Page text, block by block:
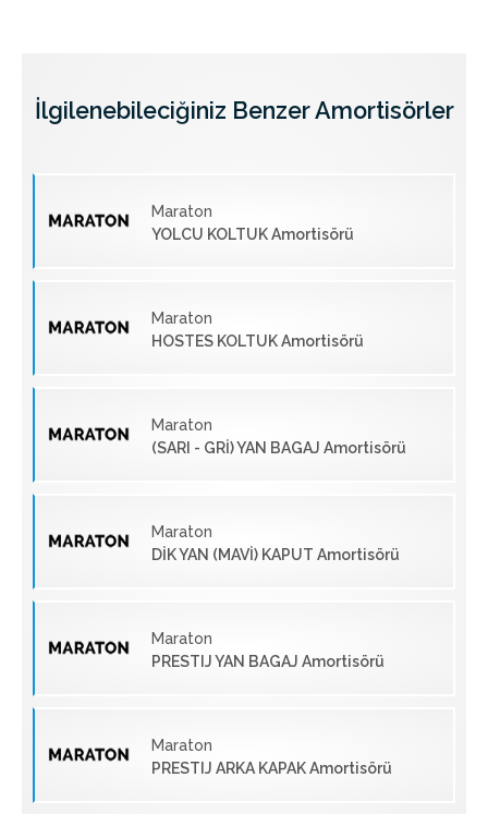
İlgilenebileciğiniz Benzer Amortisörler
Maraton
YOLCU KOLTUK Amortisörü
Maraton
HOSTES KOLTUK Amortisörü
Maraton
(SARI - GRİ) YAN BAGAJ Amortisörü
Maraton
DİK YAN (MAVİ) KAPUT Amortisörü
Maraton
PRESTIJ YAN BAGAJ Amortisörü
Maraton
PRESTIJ ARKA KAPAK Amortisörü